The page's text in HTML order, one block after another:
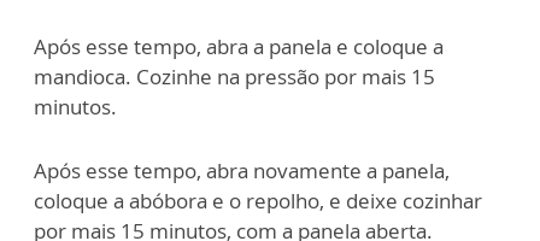
Após esse tempo, abra a panela e coloque a
mandioca. Cozinhe na pressão por mais 15
minutos.
Após esse tempo, abra novamente a panela,
coloque a abóbora e o repolho, e deixe cozinhar
por mais 15 minutos, com a panela aberta.